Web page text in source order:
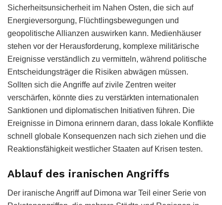
Sicherheitsunsicherheit im Nahen Osten, die sich auf
Energieversorgung, Flüchtlingsbewegungen und
geopolitische Allianzen auswirken kann. Medienhäuser
stehen vor der Herausforderung, komplexe militärische
Ereignisse verständlich zu vermitteln, während politische
Entscheidungsträger die Risiken abwägen müssen.
Sollten sich die Angriffe auf zivile Zentren weiter
verschärfen, könnte dies zu verstärkten internationalen
Sanktionen und diplomatischen Initiativen führen. Die
Ereignisse in Dimona erinnern daran, dass lokale Konflikte
schnell globale Konsequenzen nach sich ziehen und die
Reaktionsfähigkeit westlicher Staaten auf Krisen testen.
Ablauf des iranischen Angriffs
Der iranische Angriff auf Dimona war Teil einer Serie von